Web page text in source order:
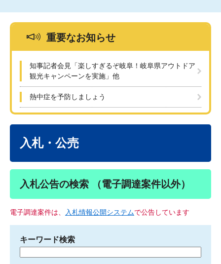
重要なお知らせ
知事記者会見「楽しすぎるぞ岐阜！岐阜県アウトドア
観光キャンペーンを実施」他
熱中症を予防しましょう
入札・公売
入札公告の検索 （電子調達案件以外）
電子調達案件は、 入札情報公開システムで公告しています
キーワード検索